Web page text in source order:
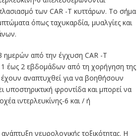
των CAR -Τ κυττάρων. Το σήμα
όπως ταχυκαρδία, μυαλγίες και
ημερών από την έγχυση CAR -Τ
έως 2 εβδομάδων από τη χορήγηση της
έχουν αναπτυχθεί για να βοηθήσουν
υποστηρικτική φροντίδα και μπορεί να
ιντερλευκίνης-6 και / ή
νευρολογικής τοξικότητας. Η